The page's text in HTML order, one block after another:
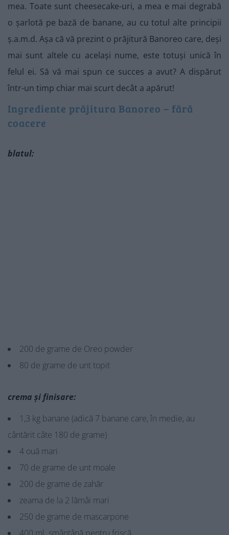
mea. Toate sunt cheesecake-uri, a mea e mai degrabă
o șarlotă pe bază de banane, au cu totul alte principii
ș.a.m.d. Așa că vă prezint o prăjitură Banoreo care, deși
mai sunt altele cu același nume, este totuși unică în
felul ei. Să vă mai spun ce succes a avut? A dispărut
într-un timp chiar mai scurt decât a apărut!
Ingrediente prăjitura Banoreo – fără
coacere
blatul:
200 de grame de Oreo powder
80 de grame de unt topit
crema și finisare:
1,3 kg banane (adică 7 banane care, în medie, au
cântărit câte 180 de grame)
4 ouă mari
70 de grame de unt moale
200 de grame de zahăr
zeama de la 2 lămâi mari
250 de grame de mascarpone